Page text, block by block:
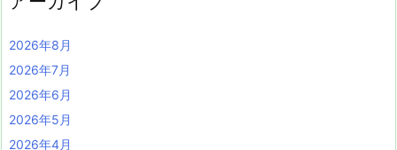
2026年8月
2026年7月
2026年6月
2026年5月
2026年4月